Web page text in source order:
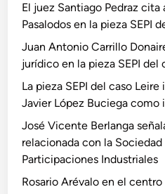
El juez Santiago Pedraz cita
Pasalodos en la pieza SEPI
Juan Antonio Carrillo
jurídico en la pieza SEPI del
La pieza SEPI del caso
Javier López Buciega como
José Vicente Berlanga
relacionada con la
Participaciones Industriales
Rosario Arévalo en el